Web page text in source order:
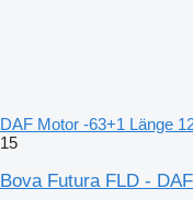
DAF Motor -63+1 Länge
15
Bova Futura FLD -